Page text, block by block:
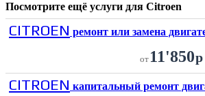
Посмотрите ещё услуги для Citroen
CITROEN ремонт или замена
от 11'850р
CITROEN капитальный ремонт